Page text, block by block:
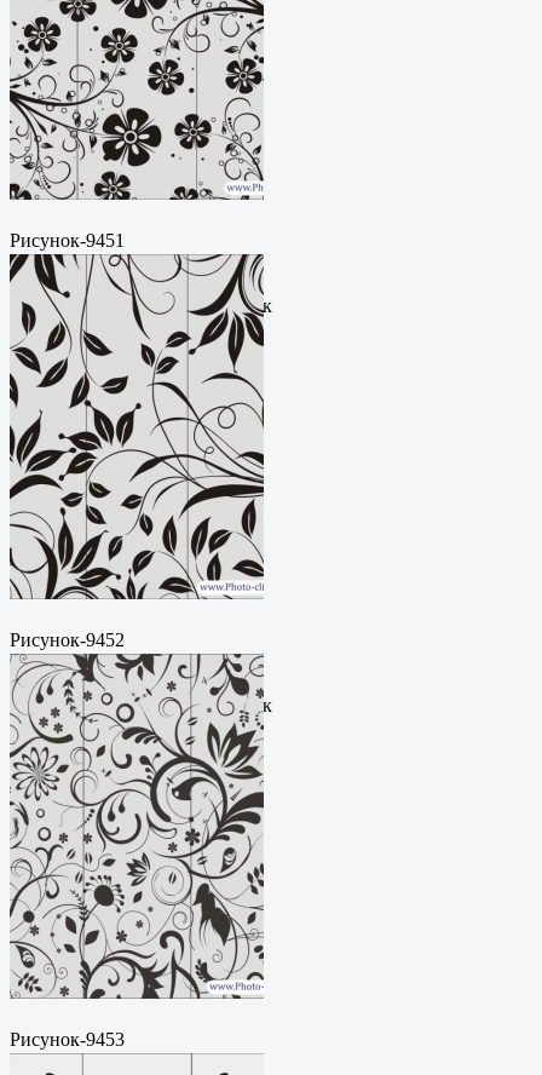
Рисунок-9451
Пескоструйный
рисунокФормат: cdrЦена: 200
руб.Метки: векторный рисунок
Рисунок-9452
Пескоструйный
рисунокФормат: cdrЦена: 200
руб.Метки: векторный рисунок
Рисунок-9453
Пескоструйный